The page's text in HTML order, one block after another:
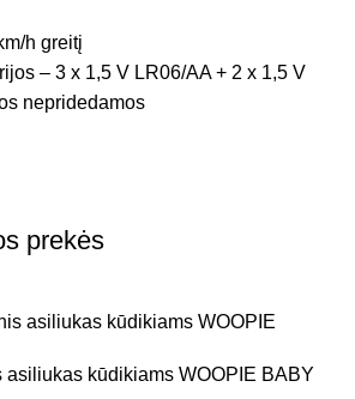
h greitį
– 3 x 1,5 V LR06/AA + 2 x 1,5 V
nepridedamos
prekės
asiliukas kūdikiams WOOPIE BABY